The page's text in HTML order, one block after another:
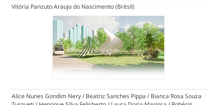
Vitória Panzuto Araujo do Nascimento (Brésil)
Alice Nunes Gondim Nery / Beatriz Sanches Pippa / Bianca Rosa Souza